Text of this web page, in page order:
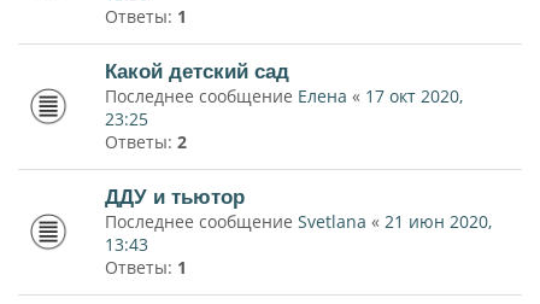
Ответы: 1
Какой детский сад
Последнее сообщение Елена « 17 окт 2020,
23:25
Ответы: 2
ДДУ и тьютор
Последнее сообщение Svetlana « 21 июн 2020,
13:43
Ответы: 1